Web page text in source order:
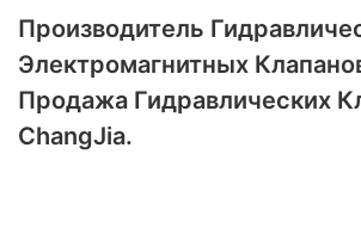
Производитель
Электромагнитных
Продажа Гидравлических
ChangJia.